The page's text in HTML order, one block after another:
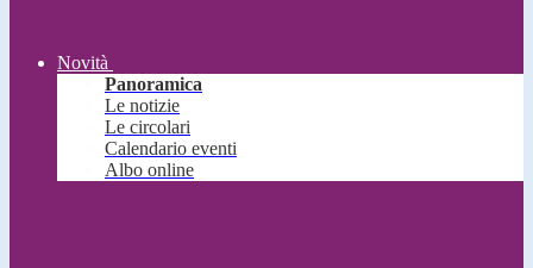
Novità
Panoramica
Le notizie
Le circolari
Calendario eventi
Albo online